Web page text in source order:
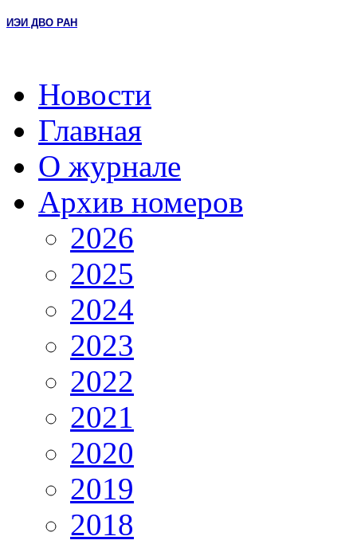
ИЭИ ДВО РАН
Новости
Главная
О журнале
Архив номеров
2026
2025
2024
2023
2022
2021
2020
2019
2018